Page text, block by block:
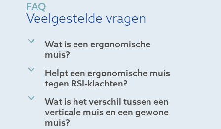
FAQ
Veelgestelde vragen
b
Wat is een ergonomische
muis?
b
Helpt een ergonomische muis
tegen RSI-klachten?
b
Wat is het verschil tussen een
verticale muis en een gewone
muis?